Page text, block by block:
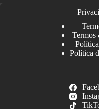
Termos
Política